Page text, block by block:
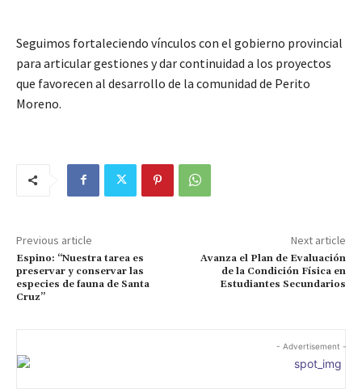
Seguimos fortaleciendo vínculos con el gobierno provincial
para articular gestiones y dar continuidad a los proyectos
que favorecen al desarrollo de la comunidad de Perito
Moreno.
Previous article
Espino: “Nuestra tarea es
preservar y conservar las
especies de fauna de Santa
Cruz”
Next article
Avanza el Plan de Evaluación
de la Condición Física en
Estudiantes Secundarios
- Advertisement -